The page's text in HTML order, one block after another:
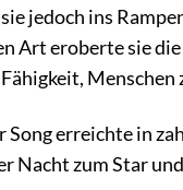
jedoch ins
eroberte sie
Menschen
erreichte in
Nacht zum Star